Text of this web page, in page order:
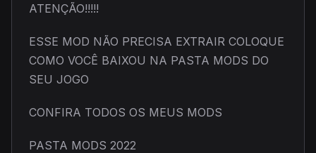
ATENÇÃO!!!!!
ESSE MOD NÃO PRECISA EXTRAIR COLOQUE
COMO VOCÊ BAIXOU NA PASTA MODS DO
SEU JOGO
CONFIRA TODOS OS MEUS MODS
PASTA MODS 2022